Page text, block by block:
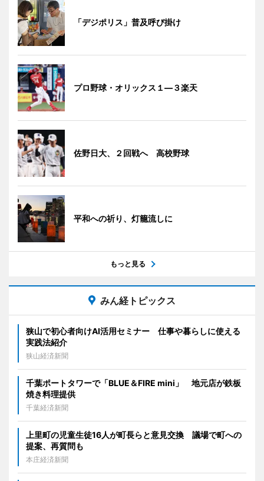
「デジポリス」普及呼び掛け
プロ野球・オリックス１―３楽天
佐野日大、２回戦へ 高校野球
平和への祈り、灯籠流しに
もっと見る
みん経トピックス
狭山で初心者向けAI活用セミナー 仕事や暮らしに使える
実践法紹介
狭山経済新聞
千葉ポートタワーで「BLUE＆FIRE mini」 地元店が鉄板
焼き料理提供
千葉経済新聞
上里町の児童生徒16人が町長らと意見交換 議場で町への
提案、再質問も
本庄経済新聞